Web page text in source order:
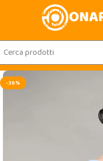
Skip to navigation
Skip to main content
-36%